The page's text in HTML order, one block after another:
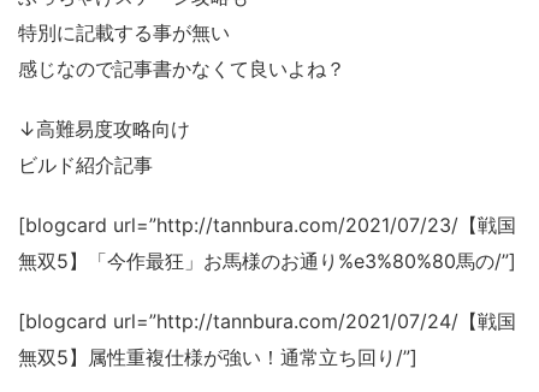
特別に記載する事が無い
感じなので記事書かなくて良いよね？
↓高難易度攻略向け
ビルド紹介記事
[blogcard url=”http://tannbura.com/2021/07/23/【戦国
無双5】「今作最狂」お馬様のお通り%e3%80%80馬の/”]
[blogcard url=”http://tannbura.com/2021/07/24/【戦国
無双5】属性重複仕様が強い！通常立ち回り/”]